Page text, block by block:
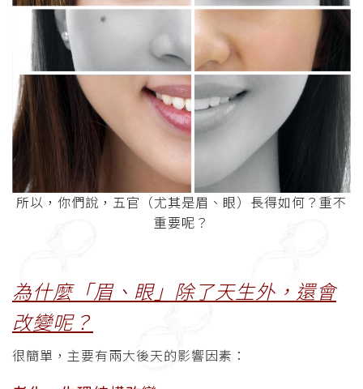
所以，你們說，五官（尤其是眉、眼）長得如何？重不
重要呢？
為什麼「眉、眼」除了天生外，還會
改變呢？
很簡單，主要有兩大後天的影響因素：